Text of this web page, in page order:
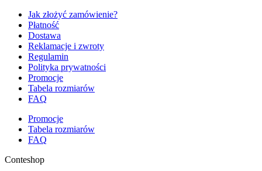
Jak złożyć zamówienie?
Płatność
Dostawa
Reklamacje i zwroty
Regulamin
Polityka prywatności
Promocje
Tabela rozmiarów
FAQ
Promocje
Tabela rozmiarów
FAQ
Conteshop